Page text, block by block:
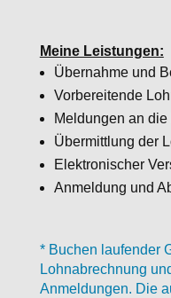
Meine Leistungen:
Übernahme und
Vorbereitende
Meldungen an
Übermittlung der
Elektronischer
Anmeldung und
* Buchen laufender
Lohnabrechnung
Anmeldungen. Die